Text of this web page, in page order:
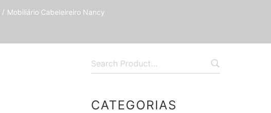
/ Mobiliário Cabeleireiro Nancy
CATEGORIAS